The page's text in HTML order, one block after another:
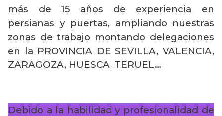
más de 15 años de experiencia en
persianas y puertas, ampliando nuestras
zonas de trabajo montando delegaciones
en la PROVINCIA DE SEVILLA, VALENCIA,
ZARAGOZA, HUESCA, TERUEL…
Debido a la habilidad y profesionalidad de